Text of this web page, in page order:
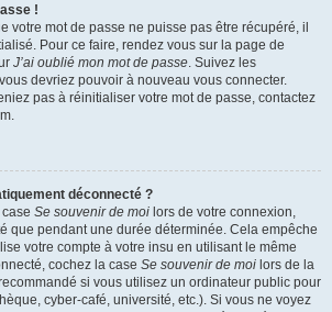
!
votre mot de passe ne puisse pas être récupéré, il
Pour ce faire, rendez vous sur la page de
J’ai oublié mon mot de passe . Suivez les
devriez pouvoir à nouveau vous connecter.
pas à réinitialiser votre mot de passe, contactez
déconnecté ?
Se souvenir de moi lors de votre connexion,
que pendant une durée déterminée. Cela empêche
votre compte à votre insu en utilisant le même
cochez la case Se souvenir de moi lors de la
si vous utilisez un ordinateur public pour
cyber-café, université, etc.). Si vous ne voyez